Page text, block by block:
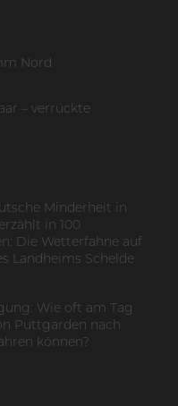
Nord
– verrückte
Minderheit in
in 100
Die Wetterfahne auf
Landheims Schelde
Wie oft am Tag
Puttgarden nach
können?